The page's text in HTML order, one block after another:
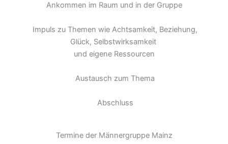
Ankommen im Raum und in der Gruppe
Impuls zu Themen wie Achtsamkeit, Beziehung,
Glück, Selbstwirksamkeit
und eigene Ressourcen
Austausch zum Thema
Abschluss
Termine der Männergruppe Mainz